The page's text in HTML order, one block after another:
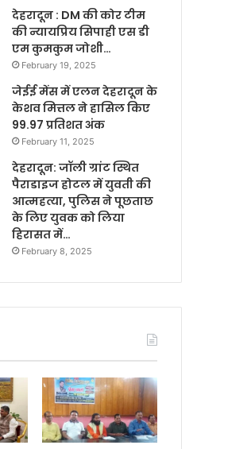
देहरादून : DM की कोर टीम
की न्यायप्रिय सिपाही एस डी
एम कुमकुम जोशी…
February 19, 2025
जेईई मेंस में एलन देहरादून के
केशव मित्तल ने हासिल किए
99.97 प्रतिशत अंक
February 11, 2025
देहरादून: जॉली ग्रांट स्थित
पैराडाइज होटल में युवती की
आत्महत्या, पुलिस ने पूछताछ
के लिए युवक को लिया
हिरासत में…
February 8, 2025